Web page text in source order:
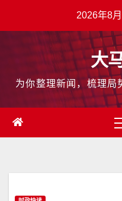
2026年8
大
为你整理新闻，梳理局